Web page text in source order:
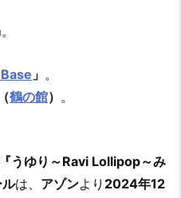
。
」 。
鶴の館） 。
うゆり～Ravi Lollipop～み
は、 アゾンより 2024年12